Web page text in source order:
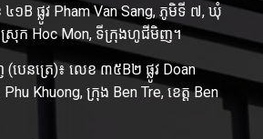
១B ផ្លូវ Pham Van Sang, ភូមិទី ៧, ឃុំ
ស្រុក Hoc Mon, ទីក្រុងហូជីមិញ។
(បេនត្រេ)៖ លេខ ៣៥B២ ផ្លូវ Doan
Khuong, ក្រុង Ben Tre, ខេត្ត Ben